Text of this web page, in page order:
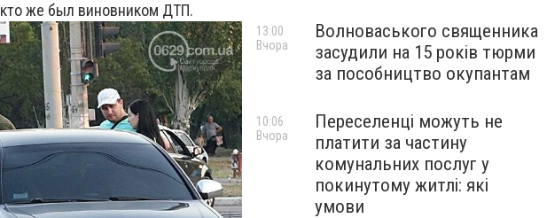
кто же был виновником ДТП.
Волноваського священника
засудили на 15 років тюрми
за пособництво окупантам
13:00
Вчора
Переселенці можуть не
платити за частину
комунальних послуг у
покинутому житлі: які
умови
10:06
Вчора